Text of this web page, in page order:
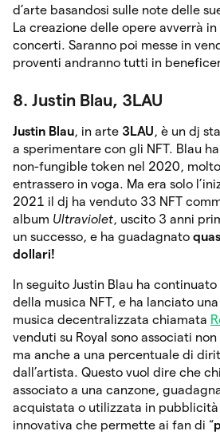
d’arte basandosi sulle note delle
La creazione delle opere avverrà
concerti. Saranno poi messe in
proventi andranno tutti in
8. Justin Blau, 3LAU
Justin Blau, in arte 3LAU, è un dj
a sperimentare con gli NFT. Blau
non-fungible token nel 2020,
entrassero in voga. Ma era solo
2021 il dj ha venduto 33 NFT
album Ultraviolet, uscito 3 anni
un successo, e ha guadagnato
dollari!
In seguito Justin Blau ha
della musica NFT, e ha lanciato
musica decentralizzata chiamata
venduti su Royal sono associati
ma anche a una percentuale di
dall’artista. Questo vuol dire che
associato a una canzone,
acquistata o utilizzata in pubblicità
innovativa che permette ai fan di “